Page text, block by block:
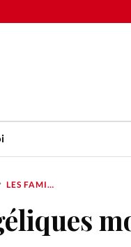
LES FAMILLES ÉVANGÉLIQUES MOBILISÉES